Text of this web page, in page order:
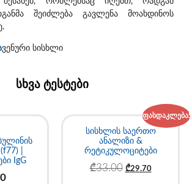
შეიძლება გავლენა მოახდინოს
ვენური სისხლი
სხვა ტესტები
|
IgG
ფასდაკლება!
სისხლის საერთო
ანალიზი &
რეტიკულოციტები
₾33.00 ₾29.70